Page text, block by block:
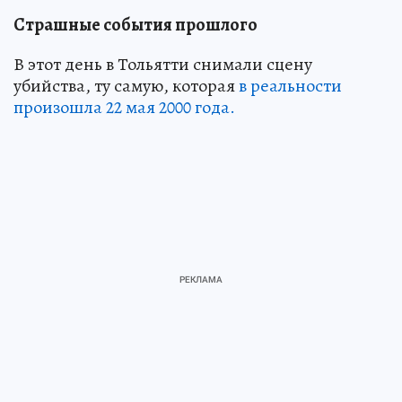
Страшные события прошлого
В этот день в Тольятти снимали сцену
убийства, ту самую, котораяв реальности
произошла 22 мая 2000 года.